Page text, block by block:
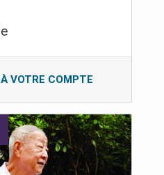
VOTRE COMPTE